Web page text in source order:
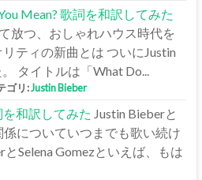
Mean? 歌詞を和訳してみた
放つ、おしゃれハウス時代を
ティの新曲とは ついにJustin
タイトルは「What Do...
ゴリ:Justin Bieber
を和訳してみた Justin Bieberと
係についていつまでも歌い続け
Selena Gomezといえば、もは